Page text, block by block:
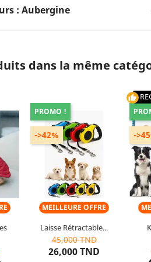
: Aubergine
dans la même
+3
MEILLEURE OFFRE
Laisse Rétractable...
45,000 TND
26,000 TND
->42%
PROMO !
Gamme de produits : Laisse
rétractable
Taille : 5m
Utilisable : chien
BleuRouge
Jaune
10articles restants
thumb_up
-
9